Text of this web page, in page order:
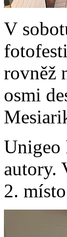
V
rovněž
osmi
Unigeo
autory.
2.